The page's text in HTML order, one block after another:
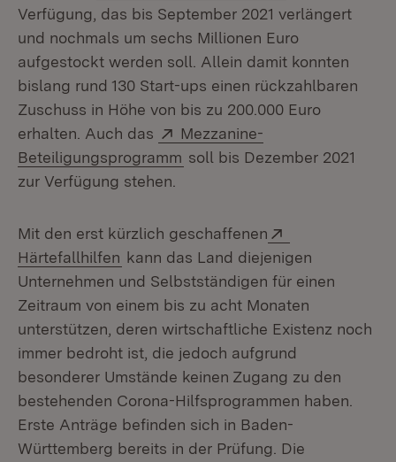
Verfügung, das bis September 2021 verlängert
und nochmals um sechs Millionen Euro
aufgestockt werden soll. Allein damit konnten
bislang rund 130 Start-ups einen rückzahlbaren
Zuschuss in Höhe von bis zu 200.000 Euro
erhalten. Auch das
Extern:
Mezzanine-
Beteiligungsprogramm (Öffnet in neuem Fenster)
soll bis Dezember 2021
zur Verfügung stehen.
Mit den erst kürzlich geschaffenen
Härtefallhilfen (Öffnet in neuem Fenster)
kann das Land diejenigen
Unternehmen und Selbstständigen für einen
Zeitraum von einem bis zu acht Monaten
unterstützen, deren wirtschaftliche Existenz noch
immer bedroht ist, die jedoch aufgrund
besonderer Umstände keinen Zugang zu den
bestehenden Corona-Hilfsprogrammen haben.
Erste Anträge befinden sich in Baden-
Württemberg bereits in der Prüfung. Die